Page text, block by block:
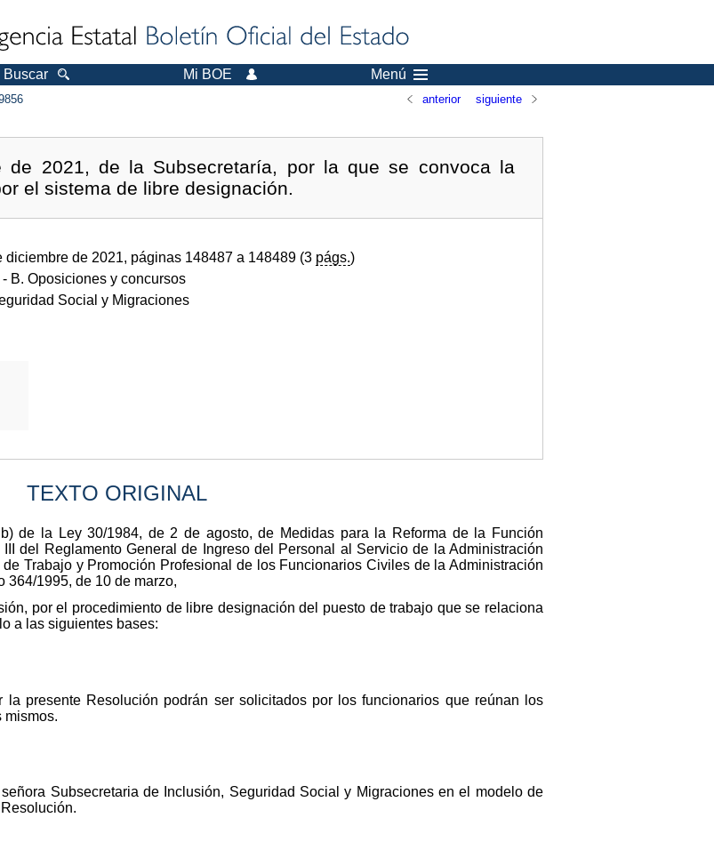
Buscar Mi BOE Menú
anterior siguiente
de 2021, de la Subsecretaría, por la que se convoca la
el sistema de libre designación.
diciembre de 2021, páginas 148487 a 148489 (3 págs.)
- B. Oposiciones y concursos
Social y Migraciones
TEXTO ORIGINAL
de la Ley 30/1984, de 2 de agosto, de Medidas para la Reforma de la Función
del Reglamento General de Ingreso del Personal al Servicio de la Administración
Trabajo y Promoción Profesional de los Funcionarios Civiles de la Administración
364/1995, de 10 de marzo,
por el procedimiento de libre designación del puesto de trabajo que se relaciona
a las siguientes bases:
presente Resolución podrán ser solicitados por los funcionarios que reúnan los
mismos.
Subsecretaria de Inclusión, Seguridad Social y Migraciones en el modelo de